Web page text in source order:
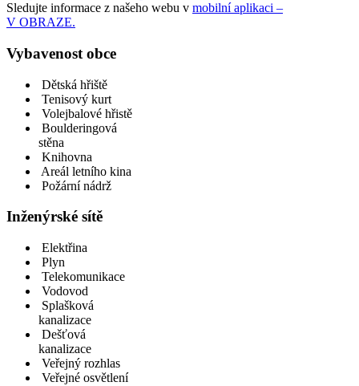
Sledujte informace z našeho webu v mobilní aplikaci –
V OBRAZE.
Vybavenost obce
Dětská hřiště
Tenisový kurt
Volejbalové hřistě
Boulderingová
stěna
Knihovna
Areál letního kina
Požární nádrž
Inženýrské sítě
Elektřina
Plyn
Telekomunikace
Vodovod
Splašková
kanalizace
Dešťová
kanalizace
Veřejný rozhlas
Veřejné osvětlení